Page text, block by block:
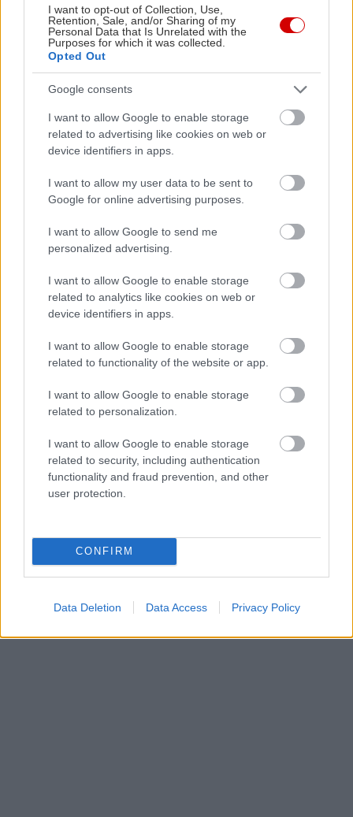
I want to opt-out of Collection, Use,
Retention, Sale, and/or Sharing of my
Personal Data that Is Unrelated with the
Purposes for which it was collected.
Opted Out
Google consents
I want to allow Google to enable storage
related to advertising like cookies on web or
device identifiers in apps.
I want to allow my user data to be sent to
Google for online advertising purposes.
I want to allow Google to send me
personalized advertising.
I want to allow Google to enable storage
related to analytics like cookies on web or
device identifiers in apps.
I want to allow Google to enable storage
related to functionality of the website or app.
I want to allow Google to enable storage
related to personalization.
I want to allow Google to enable storage
related to security, including authentication
functionality and fraud prevention, and other
user protection.
CONFIRM
Data Deletion Data Access Privacy Policy
Tips
Τα πράσα και το αγελαδινό βούτυρο
αγαπιούνται πολύ, αυτό δεν αμφισβητείται. Αν
εσείς προτιμάτε, αντικαταστήστε με
ελαιόλαδο.
Οι περισσότερες συνταγές συμβουλεύουν να
χρησιμοποιούμε μόνο το λευκό μέρος από τα
πράσα, πρακτική που δεν ακολουθώ, αφού και
νόστιμο, τουλάχιστον μέχρι του σημείου
εκείνου που δεν έχει σκληρές ίνες. Όμως δεν
φύλλα γιατί χρησιμεύουν στους ζωμούς.
καπνιστό, με εντελώς διαφορετικό
αποτέλεσμα στη γεύση. Και οι δύο εκδοχές
είναι νόστιμες, εξαρτάται από το τι αρέσει
στον καθένα. Εάν έβαζα καπνιστό, θα
ελάττωνα την ποσότητα σε 150-200 γρ. γιατί
έτοιμη ζύμη, ενώ αν φτιάξετε τη δική σας, το
αποτέλεσμα θα είναι σαφώς ανώτερο.